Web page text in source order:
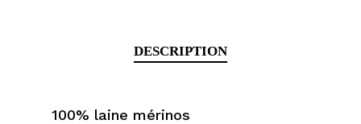
DESCRIPTION
100% laine mérinos